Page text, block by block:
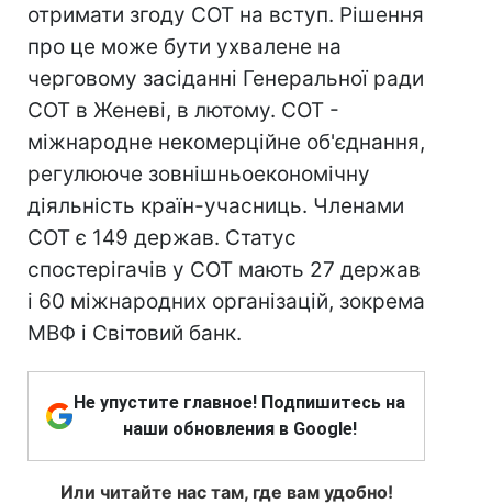
отримати згоду СОТ на вступ. Рішення
про це може бути ухвалене на
черговому засіданні Генеральної ради
СОТ в Женеві, в лютому. СОТ -
міжнародне некомерційне об'єднання,
регулююче зовнішньоекономічну
діяльність країн-учасниць. Членами
СОТ є 149 держав. Статус
спостерігачів у СОТ мають 27 держав
і 60 міжнародних організацій, зокрема
МВФ і Світовий банк.
Не упустите главное! Подпишитесь на
наши обновления в Google!
Или читайте нас там, где вам удобно!